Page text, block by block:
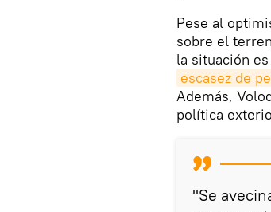
Pese al
sobre el
la situación
escasez de
Además,
política
"Se